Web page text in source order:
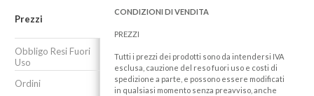
Prezzi
Obbligo Resi Fuori
Uso
Ordini
CONDIZIONI DI VENDITA
PREZZI
Tutti i prezzi dei prodotti sono da intendersi IVA
esclusa, cauzione del reso fuori uso e costi di
spedizione a parte, e possono essere modificati
in qualsiasi momento senza preavviso, anche